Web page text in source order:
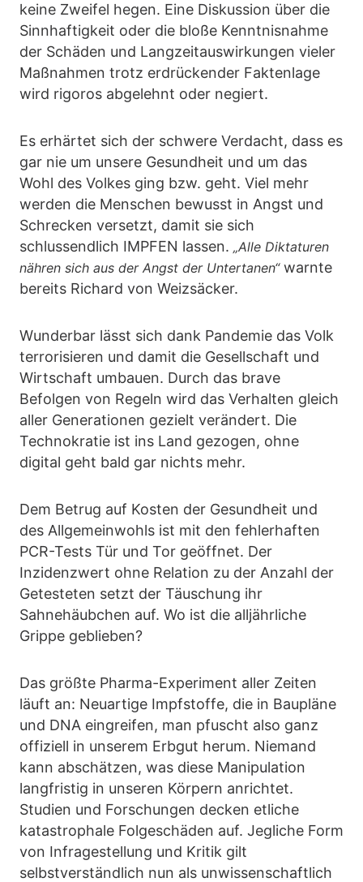
keine Zweifel hegen. Eine Diskussion über die
Sinnhaftigkeit oder die bloße Kenntnisnahme
der Schäden und Langzeitauswirkungen vieler
Maßnahmen trotz erdrückender Faktenlage
wird rigoros abgelehnt oder negiert.
Es erhärtet sich der schwere Verdacht, dass es
gar nie um unsere Gesundheit und um das
Wohl des Volkes ging bzw. geht. Viel mehr
werden die Menschen bewusst in Angst und
Schrecken versetzt, damit sie sich
schlussendlich IMPFEN lassen. „Alle Diktaturen
nähren sich aus der Angst der Untertanen“warnte
bereits Richard von Weizsäcker.
Wunderbar lässt sich dank Pandemie das Volk
terrorisieren und damit die Gesellschaft und
Wirtschaft umbauen. Durch das brave
Befolgen von Regeln wird das Verhalten gleich
aller Generationen gezielt verändert. Die
Technokratie ist ins Land gezogen, ohne
digital geht bald gar nichts mehr.
Dem Betrug auf Kosten der Gesundheit und
des Allgemeinwohls ist mit den fehlerhaften
PCR-Tests Tür und Tor geöffnet. Der
Inzidenzwert ohne Relation zu der Anzahl der
Getesteten setzt der Täuschung ihr
Sahnehäubchen auf. Wo ist die alljährliche
Grippe geblieben?
Das größte Pharma-Experiment aller Zeiten
läuft an: Neuartige Impfstoffe, die in Baupläne
und DNA eingreifen, man pfuscht also ganz
offiziell in unserem Erbgut herum. Niemand
kann abschätzen, was diese Manipulation
langfristig in unseren Körpern anrichtet.
Studien und Forschungen decken etliche
katastrophale Folgeschäden auf. Jegliche Form
von Infragestellung und Kritik gilt
selbstverständlich nun als unwissenschaftlich